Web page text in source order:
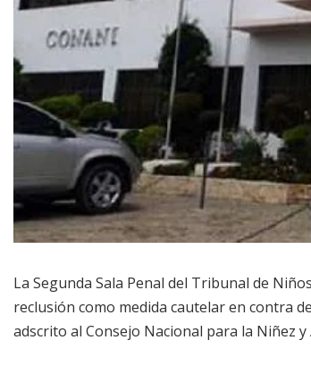
La Segunda Sala Penal del Tribunal de
reclusión como medida cautelar en contra
adscrito al Consejo Nacional para la Niñez y